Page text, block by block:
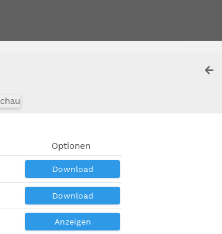
Optionen
Download
Download
Anzeigen